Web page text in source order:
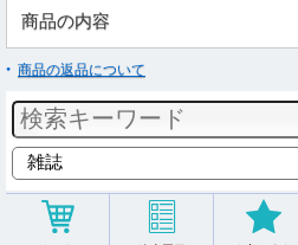
商品の内容
商品の返品について